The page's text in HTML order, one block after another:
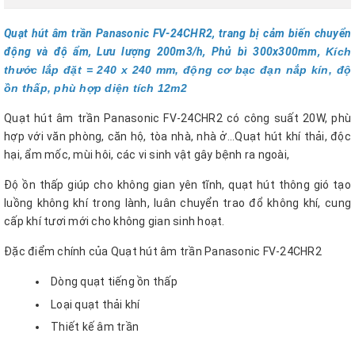
Quạt hút âm trần Panasonic FV‑24CHR2, trang bị cảm biến chuyển
động và độ ẩm, Lưu lượng 200m3/h, Phủ bì 300x300mm, Kích
thước lắp đặt = 240 x 240 mm, động cơ bạc đạn nắp kín, độ
ồn thấp, phù hợp diện tích 12m2
Quạt hút âm trần Panasonic FV‑24CHR2 có công suất 20W, phù
hợp với văn phòng, căn hộ, tòa nhà, nhà ở...Quạt hút khí thải, độc
hại, ẩm mốc, mùi hôi, các vi sinh vật gây bệnh ra ngoài,
Độ ồn thấp giúp cho không gian yên tĩnh, quạt hút thông gió tạo
luồng không khí trong lành, luân chuyển trao đổ không khí, cung
cấp khí tươi mới cho không gian sinh hoạt.
Đặc điểm chính của Quạt hút âm trần Panasonic FV‑24CHR2
Dòng quạt tiếng ồn thấp
Loại quạt thải khí
Thiết kế âm trần